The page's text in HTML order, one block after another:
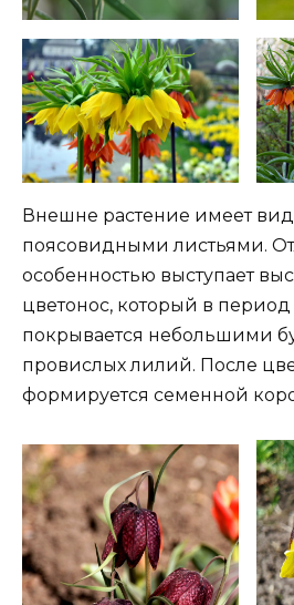
Внешне растение имеет
поясовидными листьями.
особенностью выступает
цветонос, который в
покрывается небольшими
провислых лилий. После
формируется семенной